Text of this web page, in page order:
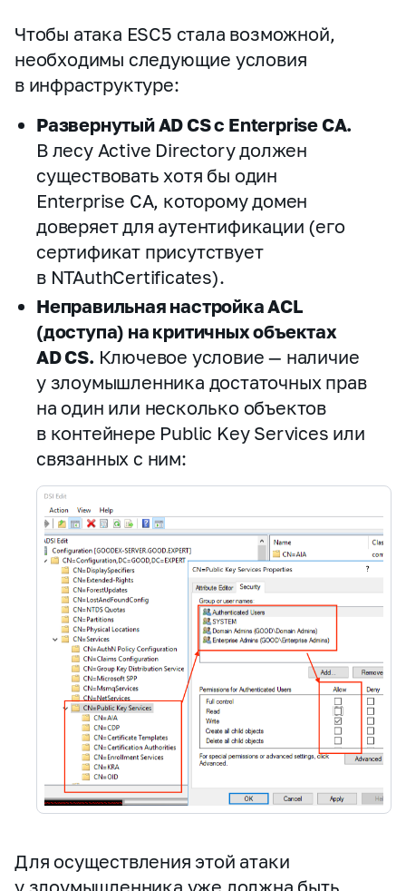
Чтобы атака ESC5 стала возможной,
необходимы следующие условия
в инфраструктуре:
Развернутый AD CS с Enterprise CA.
В лесу Active Directory должен
существовать хотя бы один
Enterprise CA, которому домен
доверяет для аутентификации (его
сертификат присутствует
в NTAuthCertificates).
Неправильная настройка ACL
(доступа) на критичных объектах
AD CS. Ключевое условие — наличие
у злоумышленника достаточных прав
на один или несколько объектов
в контейнере Public Key Services или
связанных с ним:
Для осуществления этой атаки
у злоумышленника уже должна быть